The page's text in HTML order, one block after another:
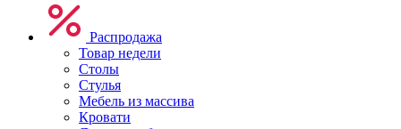
Распродажа
Товар недели
Столы
Стулья
Мебель из массива
Кровати